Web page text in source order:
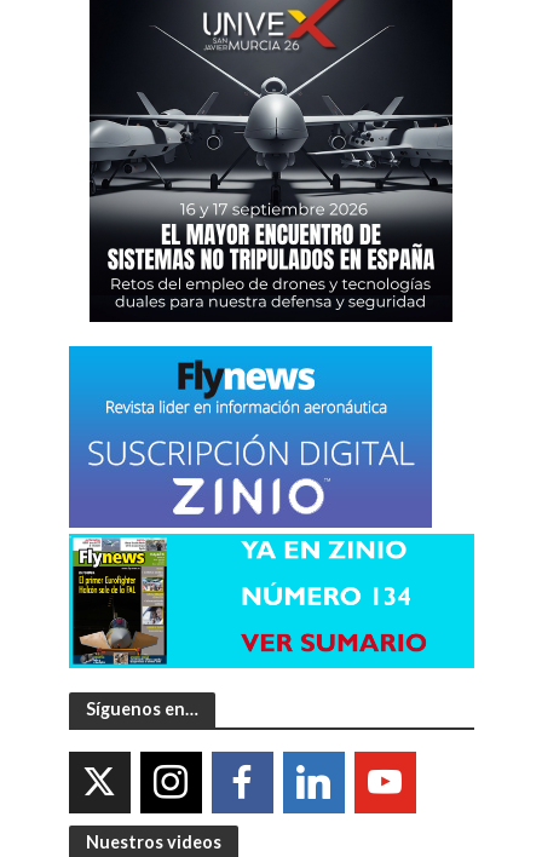
Síguenos en…
Nuestros videos